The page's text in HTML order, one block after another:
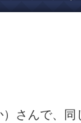
さんで、同